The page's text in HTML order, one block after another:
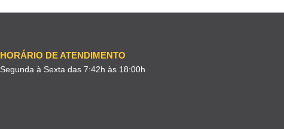
HORÁRIO DE ATENDIMENTO
Segunda à Sexta das 7:42h às 18:00h